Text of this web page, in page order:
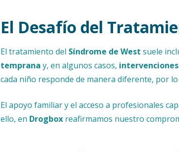
El Desafío del
El tratamiento del Síndrome de West suele
temprana y, en algunos casos,
cada niño responde de manera diferente, por
El apoyo familiar y el acceso a profesionales
ello, en Drogbox reafirmamos nuestro